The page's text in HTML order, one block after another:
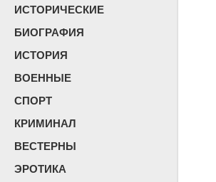
ИСТОРИЧЕСКИЕ
БИОГРАФИЯ
ИСТОРИЯ
ВОЕННЫЕ
СПОРТ
КРИМИНАЛ
ВЕСТЕРНЫ
ЭРОТИКА